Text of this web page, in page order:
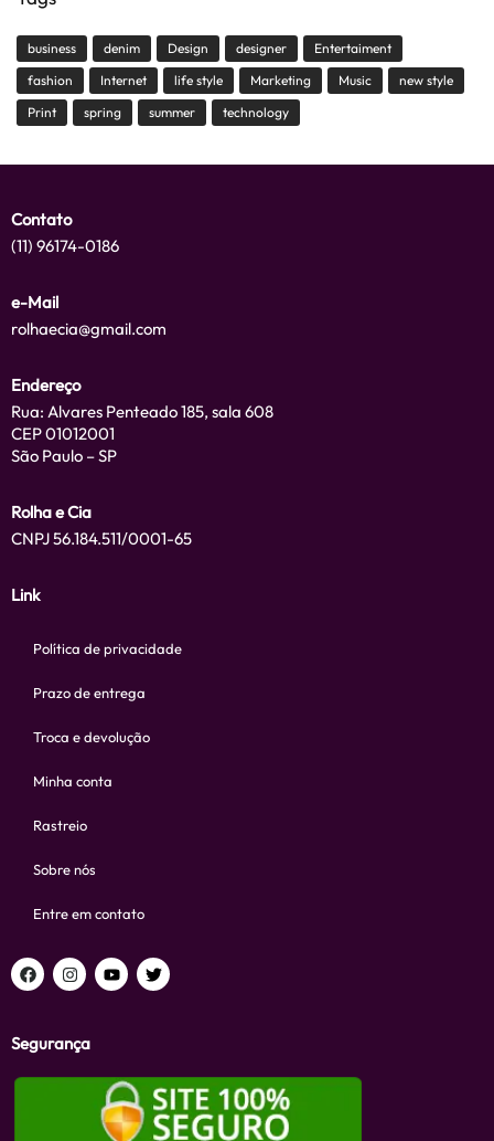
business denim Design designer
Entertaiment
fashion
Internet life style Marketing Music
new style
Print
spring summer technology
Contato
(11) 96174-0186
e-Mail
rolhaecia@gmail.com
Endereço
Rua: Alvares Penteado 185, sala 608
CEP 01012001
São Paulo – SP
Rolha e Cia
CNPJ 56.184.511/0001-65
Link
Política de privacidade
Prazo de entrega
Troca e devolução
Minha conta
Rastreio
Sobre nós
Entre em contato
Segurança